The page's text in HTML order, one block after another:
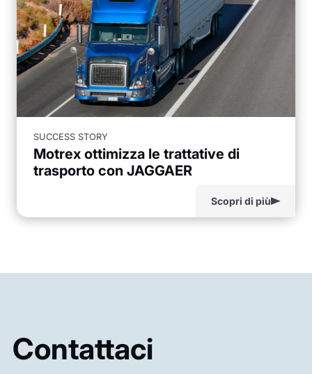
SUCCESS STORY
Motrex ottimizza le trattative di
trasporto con JAGGAER
Scopri di più
Contattaci